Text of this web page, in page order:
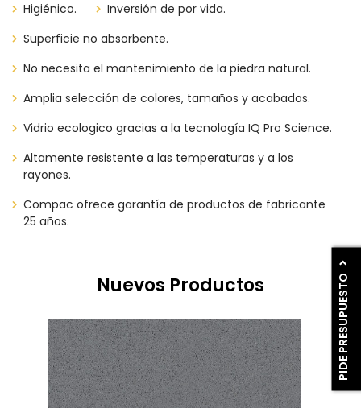
PIDE PRESUPUESTO
Higiénico.
Inversión de por vida.
Superficie no absorbente.
No necesita el mantenimiento de la piedra natural.
Amplia selección de colores, tamaños y acabados.
Vidrio ecologico gracias a la tecnología IQ Pro Science.
Altamente resistente a las temperaturas y a los
rayones.
Compac ofrece garantía de productos de fabricante
25 años.
Nuevos Productos